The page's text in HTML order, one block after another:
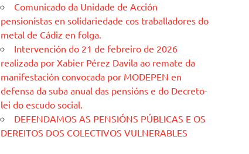
Comunicado da Unidade de Acción
pensionistas en solidariedade cos traballadores do
metal de Cádiz en folga.
Intervención do 21 de febreiro de 2026
realizada por Xabier Pérez Davila ao remate da
manifestación convocada por MODEPEN en
defensa da suba anual das pensións e do Decreto-
lei do escudo social.
DEFENDAMOS AS PENSIÓNS PÚBLICAS E OS
DEREITOS DOS COLECTIVOS VULNERABLES